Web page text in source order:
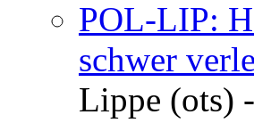
POL-LIP:
schwer
Lippe (ots)